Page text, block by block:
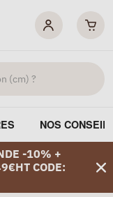
NOS
-10% +
CODE: